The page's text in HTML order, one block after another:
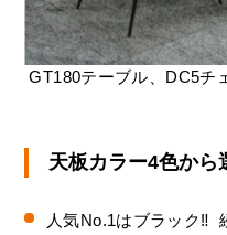
GT180テーブル、DC5チ
天板カラー4色から
人気No.1はブラック‼︎